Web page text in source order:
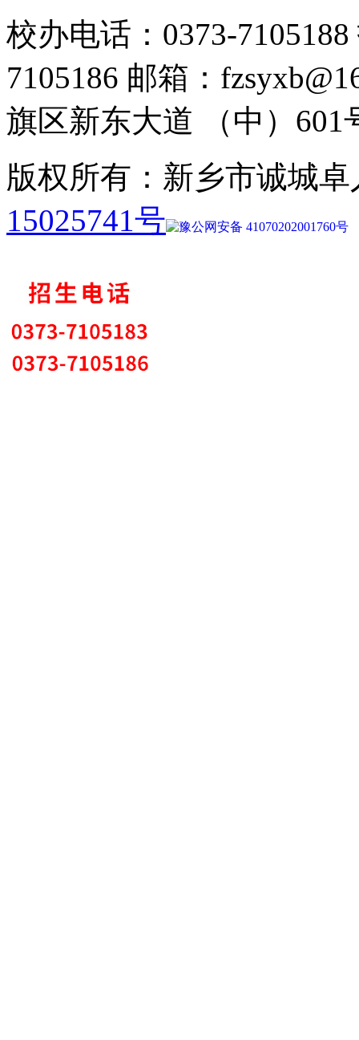
校办电话：0373-
7105186 邮箱：
旗区新东大道 （中）601
版权所有：新乡市诚城
15025741号
豫公网安备 41070202001760号